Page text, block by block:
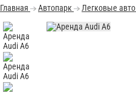
Главная Автопарк Легковые авто